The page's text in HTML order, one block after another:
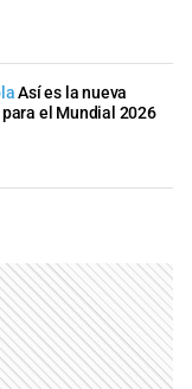
Así es la nueva
el Mundial 2026